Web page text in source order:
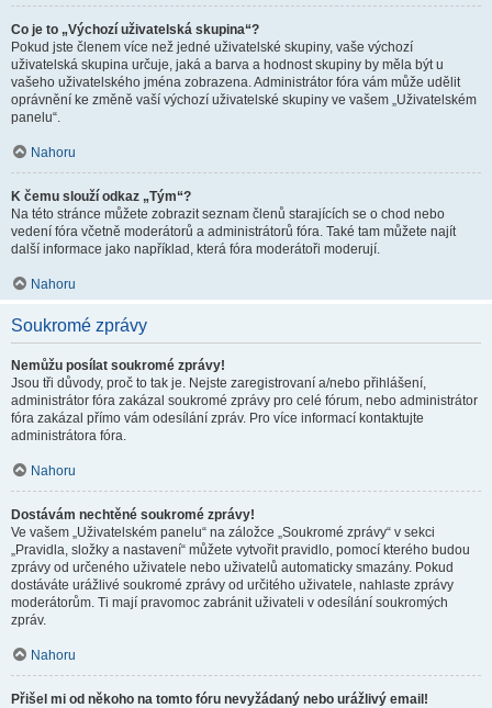
Co je to „Výchozí uživatelská skupina“?
Pokud jste členem více než jedné uživatelské skupiny, vaše výchozí
uživatelská skupina určuje, jaká a barva a hodnost skupiny by měla být u
vašeho uživatelského jména zobrazena. Administrátor fóra vám může udělit
oprávnění ke změně vaší výchozí uživatelské skupiny ve vašem „Uživatelském
panelu“.
Nahoru
K čemu slouží odkaz „Tým“?
Na této stránce můžete zobrazit seznam členů starajících se o chod nebo
vedení fóra včetně moderátorů a administrátorů fóra. Také tam můžete najít
další informace jako například, která fóra moderátoři moderují.
Nahoru
Soukromé zprávy
Nemůžu posílat soukromé zprávy!
Jsou tři důvody, proč to tak je. Nejste zaregistrovaní a/nebo přihlášení,
administrátor fóra zakázal soukromé zprávy pro celé fórum, nebo administrátor
fóra zakázal přímo vám odesílání zpráv. Pro více informací kontaktujte
administrátora fóra.
Nahoru
Dostávám nechtěné soukromé zprávy!
Ve vašem „Uživatelském panelu“ na záložce „Soukromé zprávy“ v sekci
„Pravidla, složky a nastavení“ můžete vytvořit pravidlo, pomocí kterého budou
zprávy od určeného uživatele nebo uživatelů automaticky smazány. Pokud
dostáváte urážlivé soukromé zprávy od určitého uživatele, nahlaste zprávy
moderátorům. Ti mají pravomoc zabránit uživateli v odesílání soukromých
zpráv.
Nahoru
Přišel mi od někoho na tomto fóru nevyžádaný nebo urážlivý email!